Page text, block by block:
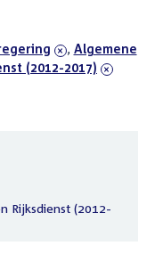
, verwijder
filter
Algemene
(2012-2017)
Rijksdienst (2012-